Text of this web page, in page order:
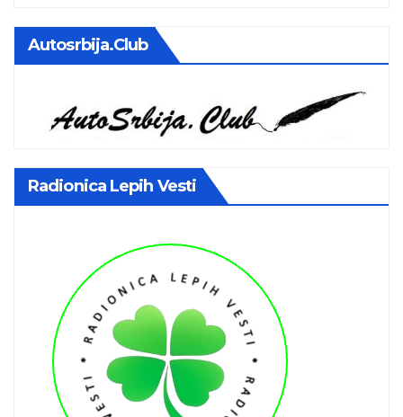
Autosrbija.club
Radionica Lepih Vesti